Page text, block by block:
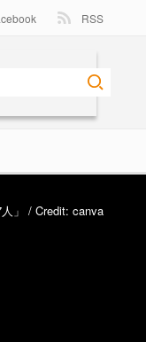
RSS
」 / Credit: canva